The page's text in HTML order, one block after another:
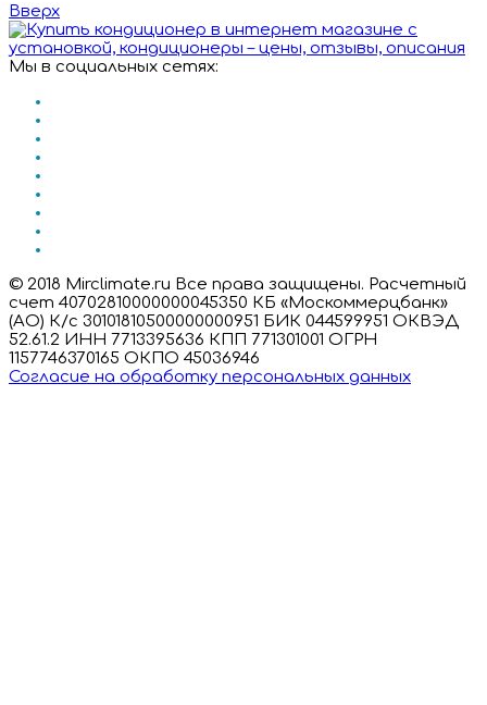
Вверх
Мы в социальных сетях:
© 2018 Mirclimate.ru Все права защищены. Расчетный
счет 40702810000000045350 КБ «Москоммерцбанк»
(АО) К/с 30101810500000000951 БИК 044599951 ОКВЭД
52.61.2 ИНН 7713395636 КПП 771301001 ОГРН
1157746370165 ОКПО 45036946
Согласие на обработку персональных данных